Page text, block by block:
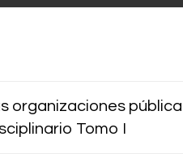
organizaciones
Tomo I